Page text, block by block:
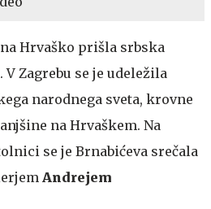
Hrvaško prišla srbska
Zagrebu se je udeležila
narodnega sveta, krovne
na Hrvaškem. Na
se je Brnabićeva srečala
Andrejem